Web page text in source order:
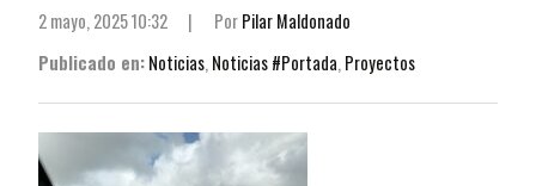
2 mayo, 2025 10:32 | PorPilar Maldonado
Publicado en:Noticias, Noticias #Portada, Proyectos